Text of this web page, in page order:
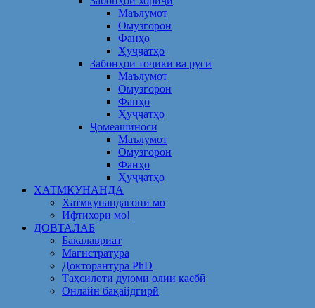
Маълумот
Омузгорон
Фанҳо
Ҳуҷҷатҳо
Забонҳои тоҷикӣ ва русӣ
Маълумот
Омузгорон
Фанҳо
Ҳуҷҷатҳо
Ҷомеашиносӣ
Маълумот
Омузгорон
Фанҳо
Ҳуҷҷатҳо
ХАТМКУНАНДА
Хатмкунандагони мо
Ифтихори мо!
ДОВТАЛАБ
Бакалавриат
Магистратура
Докторантура PhD
Таҳсилоти дуюми олии касбӣ
Онлайн бақайдгирӣ